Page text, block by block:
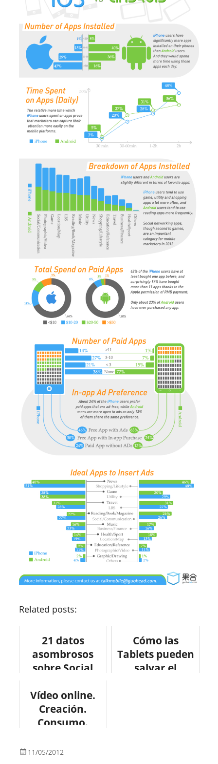
Related posts:
21 datos
asombrosos
sobre Social
#infografia
#socialmedia
Cómo las
Tablets pueden
salvar el
Vídeo online.
Creación.
Consumo.
#infografia
11/05/2012